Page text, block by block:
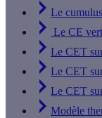
Le
Le CE
Le CET
Le CET
Le CET
Modèle